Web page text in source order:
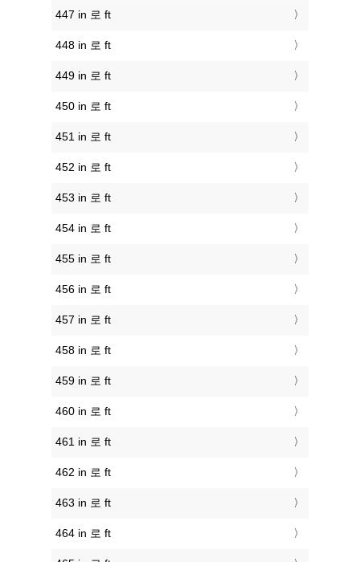
447 in 로 ft
448 in 로 ft
449 in 로 ft
450 in 로 ft
451 in 로 ft
452 in 로 ft
453 in 로 ft
454 in 로 ft
455 in 로 ft
456 in 로 ft
457 in 로 ft
458 in 로 ft
459 in 로 ft
460 in 로 ft
461 in 로 ft
462 in 로 ft
463 in 로 ft
464 in 로 ft